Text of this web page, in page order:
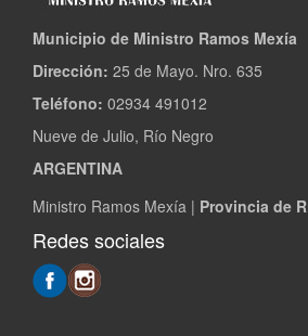
Municipio de Ministro Ramos Mexía
Dirección: 25 de Mayo. Nro. 635
Teléfono: 02934 491012
Nueve de Julio, Río Negro
ARGENTINA
Ministro Ramos Mexía | Provincia de
Redes sociales